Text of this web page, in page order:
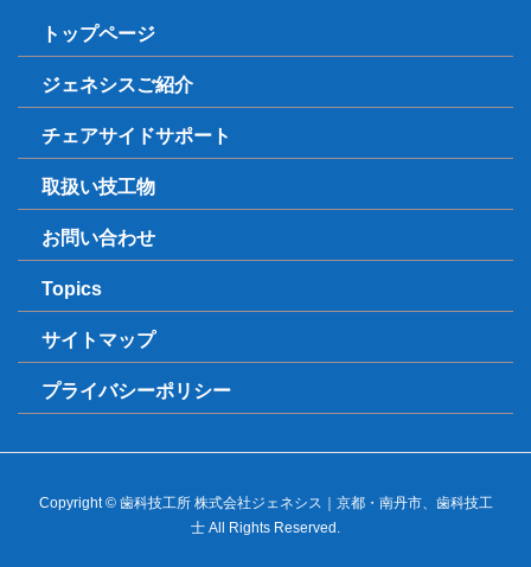
トップページ
ジェネシスご紹介
チェアサイドサポート
取扱い技工物
お問い合わせ
Topics
サイトマップ
プライバシーポリシー
Copyright © 歯科技工所 株式会社ジェネシス｜京都・南丹市、歯科技工
士 All Rights Reserved.